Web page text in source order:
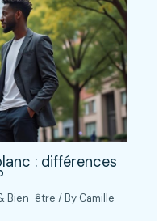
: différences
Bien-être / By Camille